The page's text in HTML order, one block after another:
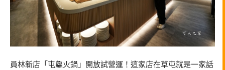
員林新店「屯鱻火鍋」開放試營運！這家店在草屯就是一家話